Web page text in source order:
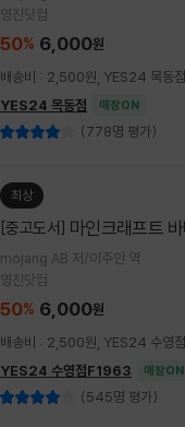
영진닷컴
50% 6,000원
배송비 : 2,500원, YES24 목동
YES24 목동점
매장ON
(778명 평가)
최상
[중고도서] 마인크래프트
mojang AB 저/이주안 역
영진닷컴
50% 6,000원
배송비 : 2,500원, YES24 수영
YES24 수영점F1963
매장ON
(545명 평가)